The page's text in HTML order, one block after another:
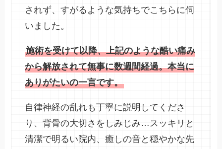
されず、すがるような気持ちでこちらに伺
いました。
施術を受けて以降、上記のような酷い痛み
から解放されて無事に数週間経過。本当に
ありがたいの一言です。
自律神経の乱れも丁寧に説明してくださ
り、背骨の大切さをしみじみ…スッキリと
清潔で明るい院内、癒しの音と穏やかな先